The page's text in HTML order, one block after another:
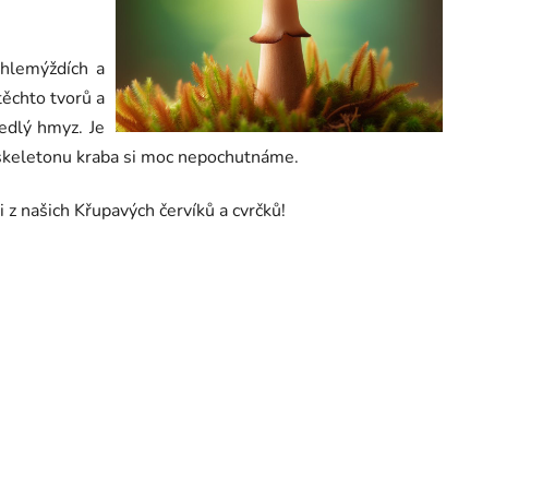
a
tvorů a
hmyz. Je
kraba si moc nepochutnáme.
z našich Křupavých červíků a cvrčků!